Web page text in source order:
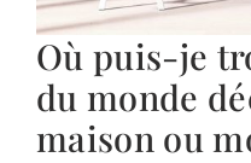
Où puis-je
du monde
maison ou